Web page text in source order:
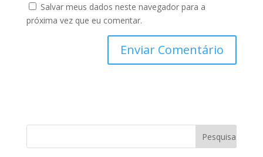
Salvar meus dados neste navegador para a
próxima vez que eu comentar.